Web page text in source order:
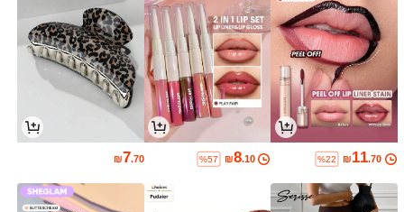
₪11.70
%22
₪8.10
%57
₪7.70